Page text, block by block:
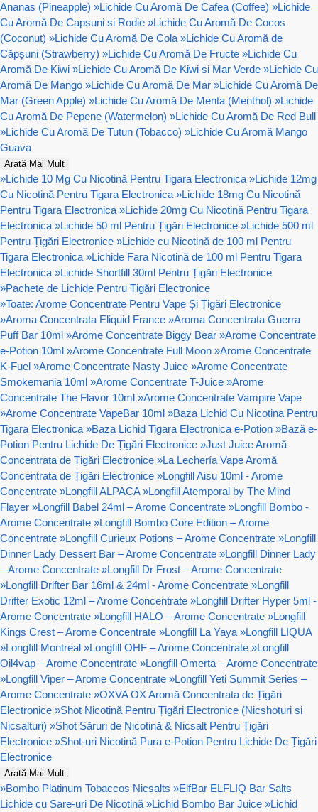
Ananas (Pineapple) »Lichide Cu Aromă De Cafea (Coffee) »Lichide
Cu Aromă De Capsuni si Rodie »Lichide Cu Aromă De Cocos
(Coconut) »Lichide Cu Aromă De Cola »Lichide Cu Aromă de
Căpșuni (Strawberry) »Lichide Cu Aromă De Fructe »Lichide Cu
Aromă De Kiwi »Lichide Cu Aromă De Kiwi si Mar Verde »Lichide Cu
Aromă De Mango »Lichide Cu Aromă De Mar »Lichide Cu Aromă De
Mar (Green Apple) »Lichide Cu Aromă De Menta (Menthol) »Lichide
Cu Aromă De Pepene (Watermelon) »Lichide Cu Aromă De Red Bull
»Lichide Cu Aromă De Tutun (Tobacco) »Lichide Cu Aromă Mango
Guava
Arată Mai Mult
»Lichide 10 Mg Cu Nicotină Pentru Tigara Electronica »Lichide 12mg
Cu Nicotină Pentru Tigara Electronica »Lichide 18mg Cu Nicotină
Pentru Tigara Electronica »Lichide 20mg Cu Nicotină Pentru Tigara
Electronica »Lichide 50 ml Pentru Țigări Electronice »Lichide 500 ml
Pentru Țigări Electronice »Lichide cu Nicotină de 100 ml Pentru
Tigara Electronica »Lichide Fara Nicotină de 100 ml Pentru Tigara
Electronica »Lichide Shortfill 30ml Pentru Țigări Electronice
»Pachete de Lichide Pentru Țigări Electronice
»Toate: Arome Concentrate Pentru Vape Și Țigări Electronice
»Aroma Concentrata Eliquid France »Aroma Concentrata Guerra
Puff Bar 10ml »Arome Concentrate Biggy Bear »Arome Concentrate
e-Potion 10ml »Arome Concentrate Full Moon »Arome Concentrate
K-Fuel »Arome Concentrate Nasty Juice »Arome Concentrate
Smokemania 10ml »Arome Concentrate T-Juice »Arome
Concentrate The Flavor 10ml »Arome Concentrate Vampire Vape
»Arome Concentrate VapeBar 10ml »Baza Lichid Cu Nicotina Pentru
Tigara Electronica »Baza Lichid Tigara Electronica e-Potion »Bază e-
Potion Pentru Lichide De Țigări Electronice »Just Juice Aromă
Concentrata de Țigări Electronice »La Lechería Vape Aromă
Concentrata de Țigări Electronice »Longfill Aisu 10ml - Arome
Concentrate »Longfill ALPACA »Longfill Atemporal by The Mind
Flayer »Longfill Babel 24ml – Arome Concentrate »Longfill Bombo -
Arome Concentrate »Longfill Bombo Core Edition – Arome
Concentrate »Longfill Curieux Potions – Arome Concentrate »Longfill
Dinner Lady Dessert Bar – Arome Concentrate »Longfill Dinner Lady
– Arome Concentrate »Longfill Dr Frost – Arome Concentrate
»Longfill Drifter Bar 16ml & 24ml - Arome Concentrate »Longfill
Drifter Exotic 12ml – Arome Concentrate »Longfill Drifter Hyper 5ml -
Arome Concentrate »Longfill HALO – Arome Concentrate »Longfill
Kings Crest – Arome Concentrate »Longfill La Yaya »Longfill LIQUA
»Longfill Montreal »Longfill OHF – Arome Concentrate »Longfill
Oil4vap – Arome Concentrate »Longfill Omerta – Arome Concentrate
»Longfill Viper – Arome Concentrate »Longfill Yeti Summit Series –
Arome Concentrate »OXVA OX Aromă Concentrata de Țigări
Electronice »Shot Nicotină Pentru Țigări Electronice (Nicshoturi si
Nicsalturi) »Shot Săruri de Nicotină & Nicsalt Pentru Țigări
Electronice »Shot-uri Nicotină Pura e-Potion Pentru Lichide De Țigări
Electronice
Arată Mai Mult
»Bombo Platinum Tobaccos Nicsalts »ElfBar ELFLIQ Bar Salts
Lichide cu Sare-uri De Nicotină »Lichid Bombo Bar Juice »Lichid